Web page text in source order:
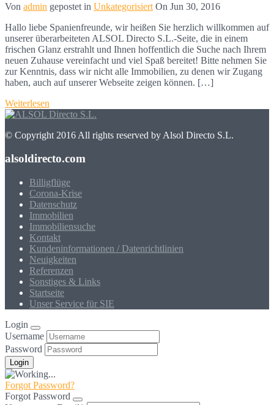
Von admin gepostet in Unkategorisiert On Jun 30, 2016
Hallo liebe Spanienfreunde, wir heißen Sie herzlich willkommen auf
unserer überarbeiteten ALSOL Directo S.L.-Seite, die in einem
frischen Glanz erstrahlt und Ihnen hoffentlich die Suche nach Ihrem
neuen Zuhause vereinfacht und viel Spaß bereitet! Bitte nehmen Sie
zur Kenntnis, dass wir nicht alle Immobilien, zu denen wir Zugang
haben, auch auf unserer Webseite zeigen können. […]
Weiterlesen
© Copyright 2016 All rights reserved by Alsol Directo S.L.
alsoldirecto.com
Billigflüge
Corona-Krise
Datenschutz
Immobilien
Immobiliensuche
Kontakt
Kundeninformationen / Datenrichtlinien
Neuigkeiten
Referenzen
Sonstiges & Links
Startseite
Unser Service für SIE
Login
Username
Password
Forgot Password?
Forgot Password